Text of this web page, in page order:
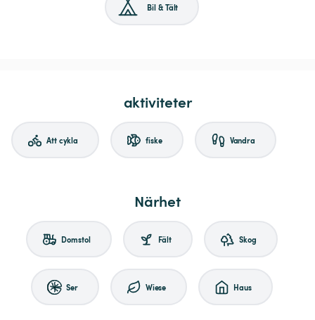
Bil & Tält
aktiviteter
Att cykla fiske Vandra
Närhet
Domstol Fält Skog
Ser Wiese Haus